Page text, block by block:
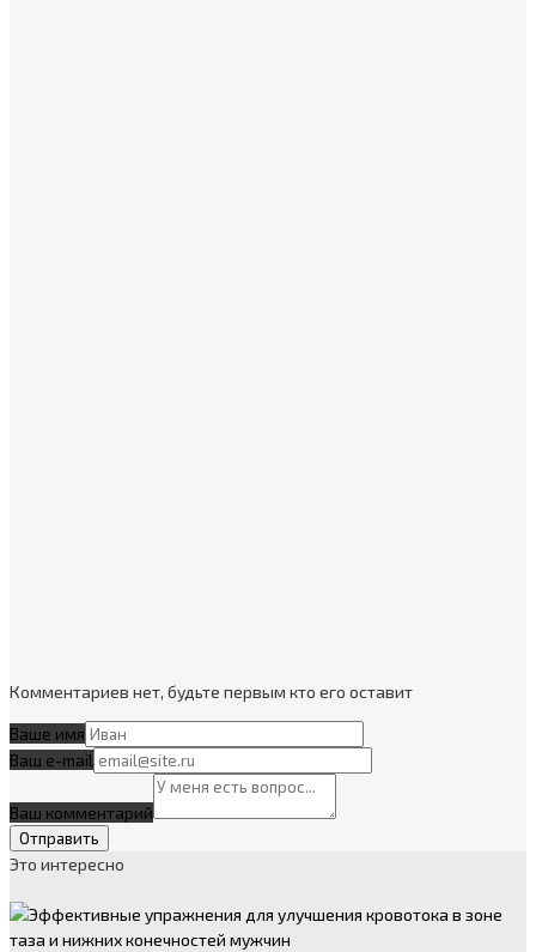
Комментариев нет, будьте первым кто его оставит
Ваше имя
Ваш e-mail
Ваш комментарий
Это интересно